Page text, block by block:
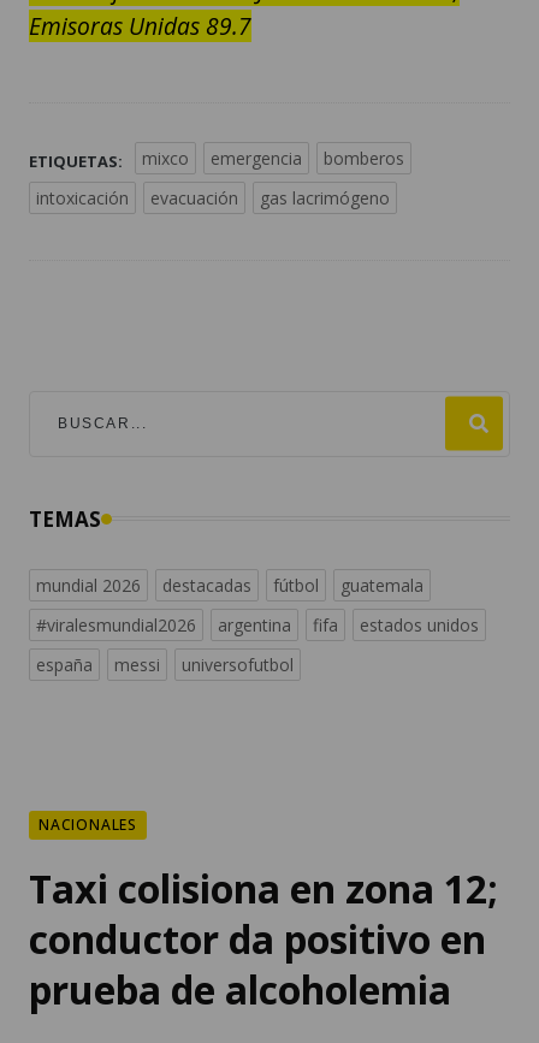
Emisoras Unidas 89.7
ETIQUETAS: mixco emergencia
bomberos
intoxicación
evacuación gas lacrimógeno
TEMAS
mundial 2026 destacadas fútbol
guatemala
#viralesmundial2026
argentina fifa
estados unidos
españa
messi universofutbol
NACIONALES
Taxi colisiona en zona 12;
conductor da positivo en
prueba de alcoholemia